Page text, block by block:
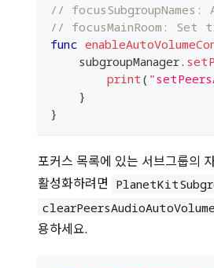
//
// focusMainRoom:
func
    subgroupManager
.
print (
}
}
포커스 목록에 있는 서브그룹의
활성화하려면
용하세요.